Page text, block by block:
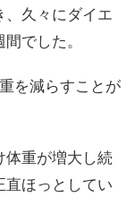
久々にダイエ
でした。
を減らすことが
体重が増大し続
ほっとしてい